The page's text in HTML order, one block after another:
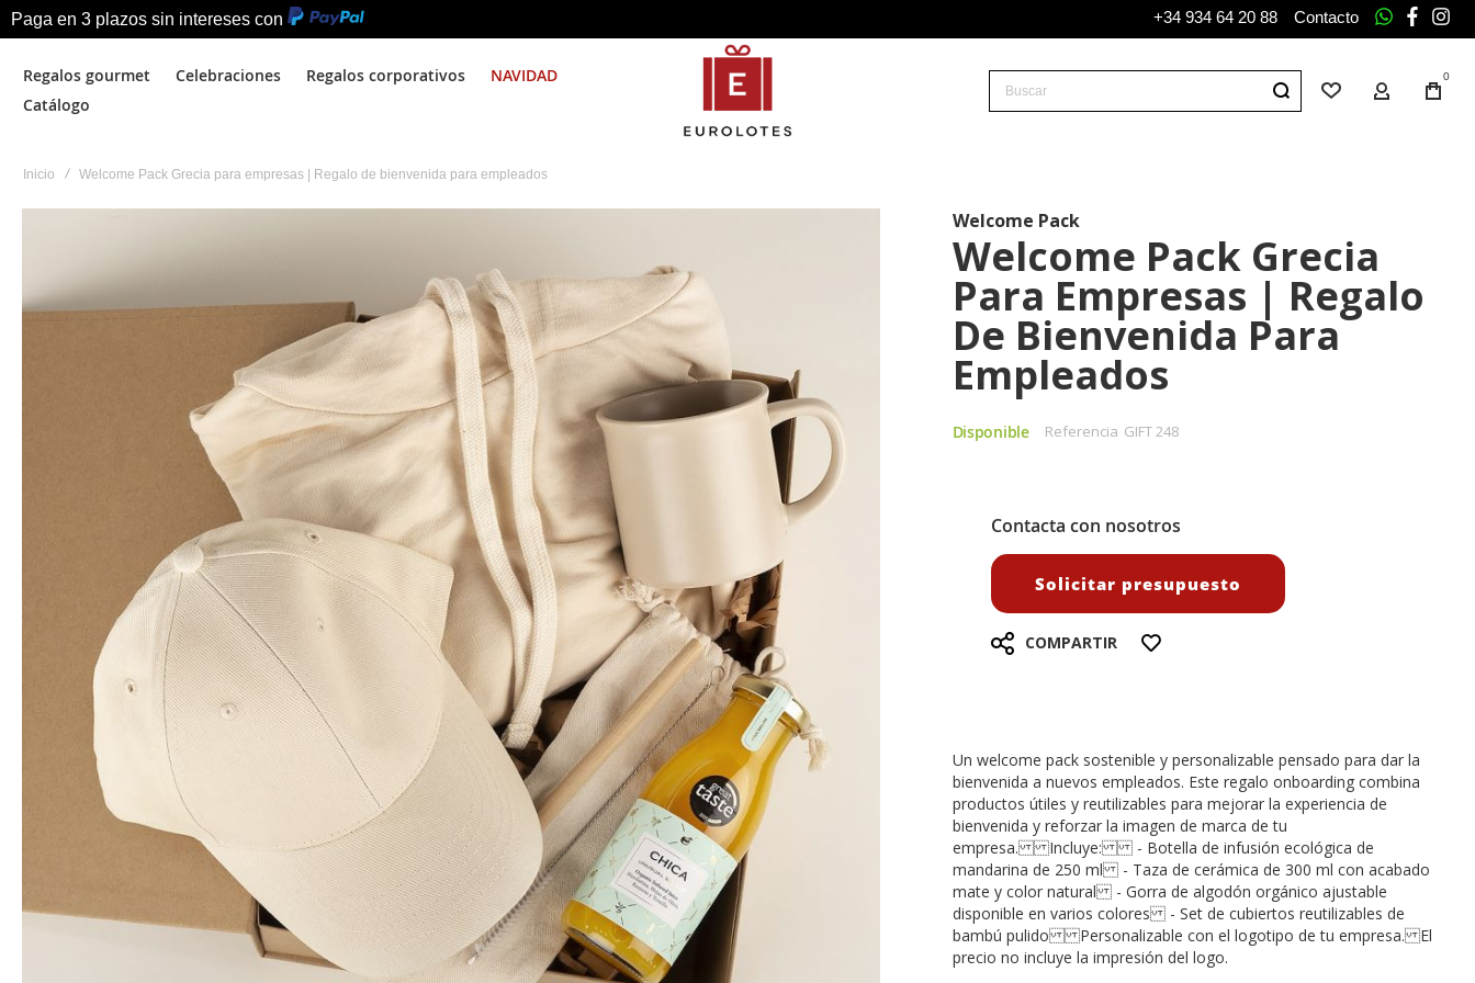
Paga en 3 plazos sin intereses con +34 934 64 20 88 Contacto whatsapp
Regalos gourmet Celebraciones Regalos corporativos
NAVIDAD
Catálogo
Buscar
Mi Cuenta
Lista de deseos
Tu
0
Inicio Welcome Pack Grecia para empresas | Regalo de bienvenida para empleados
la
Welcome Pack
Welcome Pack Grecia
Para Empresas | Regalo
De Bienvenida Para
Empleados
Disponible Referencia GIFT 248
Contacta con nosotros
Solicitar presupuesto
COMPARTIR
Un welcome pack sostenible y personalizable pensado para dar la
bienvenida a nuevos empleados. Este regalo onboarding combina
productos útiles y reutilizables para mejorar la experiencia de
bienvenida y reforzar la imagen de marca de tu
empresa. Incluye: - Botella de infusión ecológica de
mandarina de 250 ml - Taza de cerámica de 300 ml con acabado
mate y color natural - Gorra de algodón orgánico ajustable
disponible en varios colores - Set de cubiertos reutilizables de
bambú pulido Personalizable con el logotipo de tu empresa. El
precio no incluye la impresión del logo.